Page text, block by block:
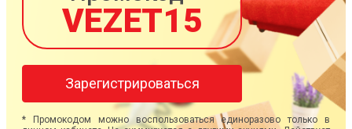
VEZET15
Зарегистрироваться
* Промокодом можно воспользоваться единоразово только в